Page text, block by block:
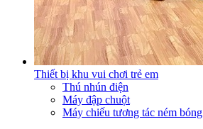
Thiết bị khu vui chơi trẻ em
Thú nhún điện
Máy đập chuột
Máy chiếu tương tác ném bóng